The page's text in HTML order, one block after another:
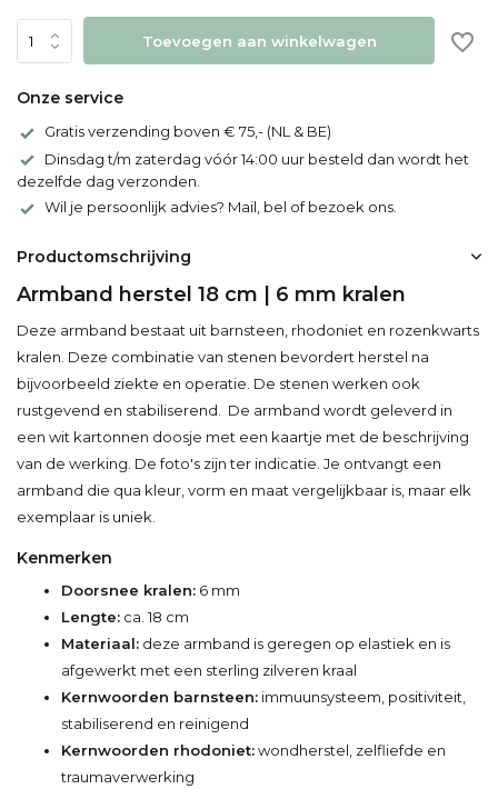
Toevoegen aan winkelwagen
Onze service
Gratis verzending boven € 75,- (NL & BE)
Dinsdag t/m zaterdag vóór 14:00 uur besteld dan wordt het
dezelfde dag verzonden.
Wil je persoonlijk advies? Mail, bel of bezoek ons.
Productomschrijving
Armband herstel 18 cm | 6 mm kralen
Deze armband bestaat uit barnsteen, rhodoniet en rozenkwarts
kralen. Deze combinatie van stenen bevordert herstel na
bijvoorbeeld ziekte en operatie. De stenen werken ook
rustgevend en stabiliserend. De armband wordt geleverd in
een wit kartonnen doosje met een kaartje met de beschrijving
van de werking. De foto's zijn ter indicatie. Je ontvangt een
armband die qua kleur, vorm en maat vergelijkbaar is, maar elk
exemplaar is uniek.
Kenmerken
Doorsnee kralen: 6 mm
Lengte: ca. 18 cm
Materiaal: deze armband is geregen op elastiek en is
afgewerkt met een sterling zilveren kraal
Kernwoorden barnsteen: immuunsysteem, positiviteit,
stabiliserend en reinigend
Kernwoorden rhodoniet:wondherstel, zelfliefde en
traumaverwerking